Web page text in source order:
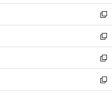
開
く
ウ
で
開
く
ン
ド
ウ
で
開
く
ウ
ィ
ン
ド
ウ
で
開
く
し
い
ウ
ィ
ン
ド
ウ
で
開
新
し
い
ウ
ィ
ン
ド
ウ
新
し
い
ウ
ィ
ン
新
し
い
ウ
新
し